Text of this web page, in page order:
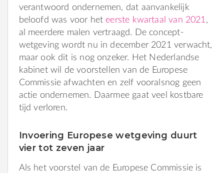
verantwoord ondernemen, dat aanvankelijk
beloofd was voor het eerste kwartaal van 2021,
al meerdere malen vertraagd. De concept-
wetgeving wordt nu in december 2021 verwacht,
maar ook dit is nog onzeker. Het Nederlandse
kabinet wil de voorstellen van de Europese
Commissie afwachten en zelf vooralsnog geen
actie ondernemen. Daarmee gaat veel kostbare
tijd verloren.
Invoering Europese wetgeving duurt
vier tot zeven jaar
Als het voorstel van de Europese Commissie is